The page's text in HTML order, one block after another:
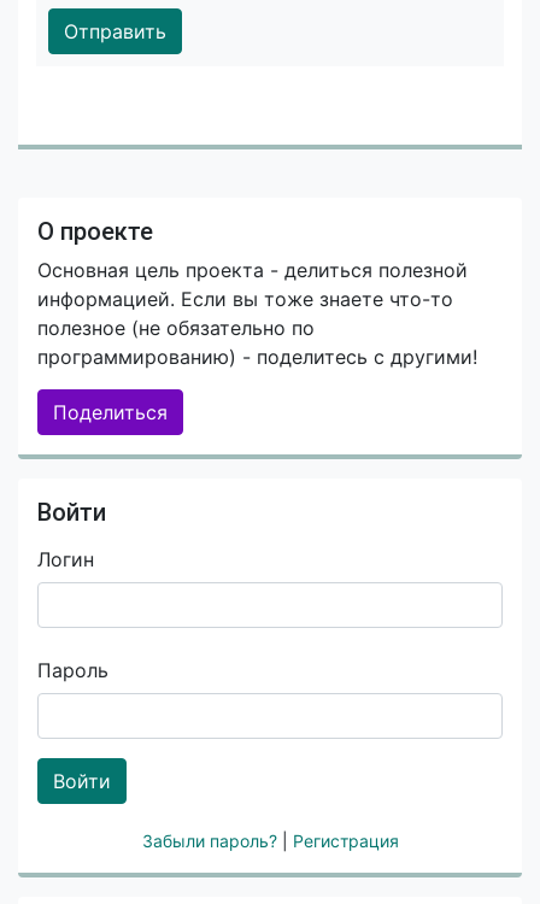
Отправить
О проекте
Основная цель проекта - делиться полезной
информацией. Если вы тоже знаете что-то
полезное (не обязательно по
программированию) - поделитесь с другими!
Поделиться
Войти
Логин
Пароль
Войти
Забыли пароль? Регистрация